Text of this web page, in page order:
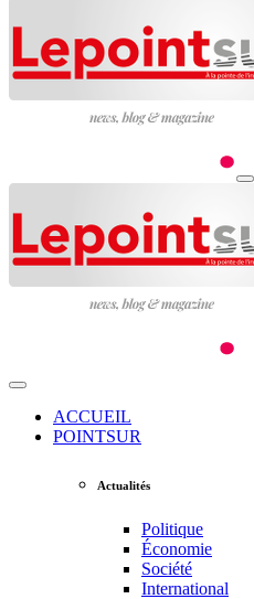
ACCUEIL
POINTSUR
Actualités
Politique
Économie
Société
International